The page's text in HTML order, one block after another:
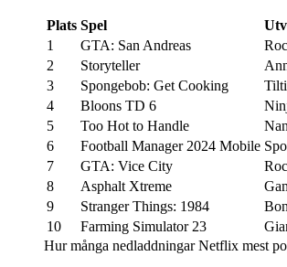
Plats Spel
1
GTA: San Andreas
2
Storyteller
3
Spongebob: Get Cooking
4
Bloons TD 6
5
Too Hot to Handle
6
Football Manager 2024 Mobile
7
GTA: Vice City
8
Asphalt Xtreme
9
Stranger Things: 1984
10
Farming Simulator 23
Hur många nedladdningar Netflix mest